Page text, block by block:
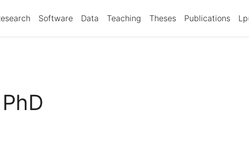
Software Data Teaching Theses Publications